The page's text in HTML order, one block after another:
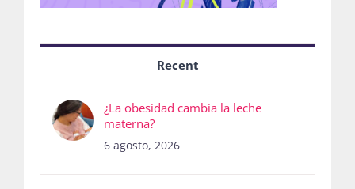
Recent
¿La obesidad cambia la leche
materna?
6 agosto, 2026